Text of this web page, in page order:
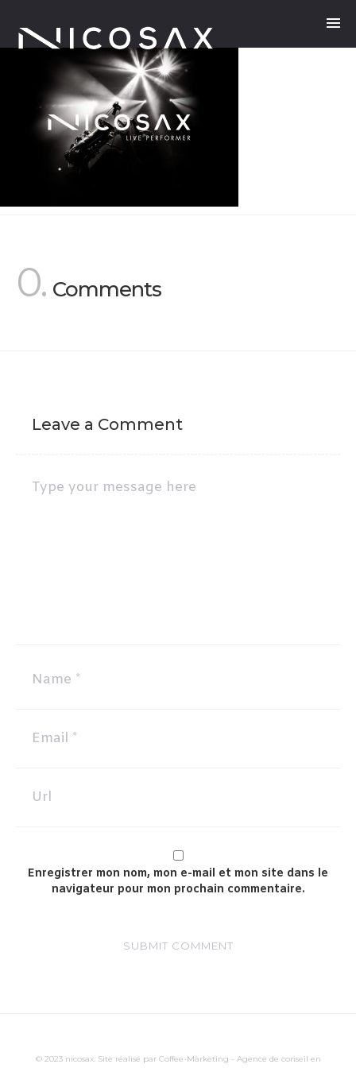
0. Comments
Leave a Comment
Enregistrer mon nom, mon e-mail et mon site dans le
navigateur pour mon prochain commentaire.
© 2023 nicosax. Site réalisé par Coffee-Marketing - Agence de conseil en